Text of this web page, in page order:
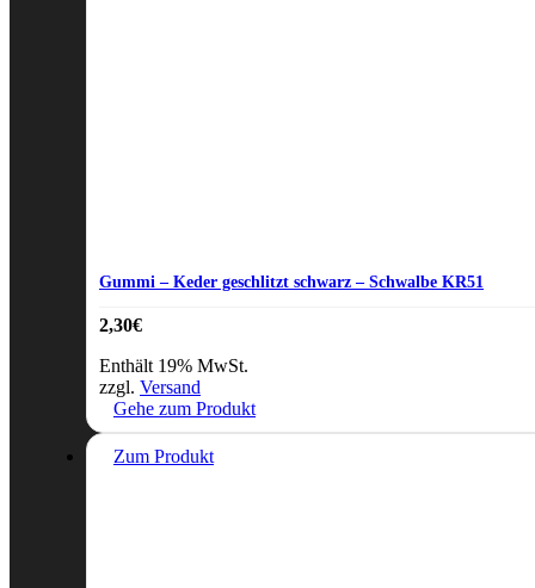
Gummi – Keder geschlitzt schwarz – Schwalbe KR51
2,30€
Enthält 19% MwSt.
zzgl. Versand
Gehe zum Produkt
Zum Produkt